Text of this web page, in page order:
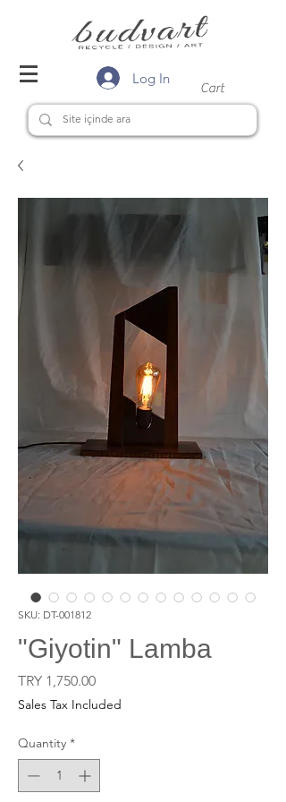
Log In
Cart
SKU: DT-001812
"Giyotin" Lamba
TRY 1,750.00Price
Sales Tax Included
Quantity *